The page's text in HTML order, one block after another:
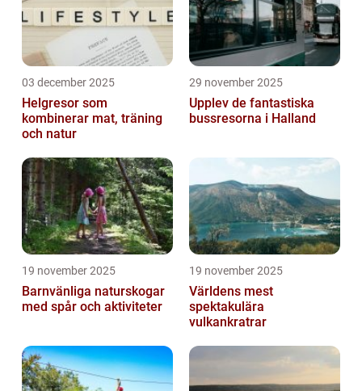
03 december 2025
Helgresor som
kombinerar mat, träning
och natur
29 november 2025
Upplev de fantastiska
bussresorna i Halland
19 november 2025
Barnvänliga naturskogar
med spår och aktiviteter
19 november 2025
Världens mest
spektakulära
vulkankratrar